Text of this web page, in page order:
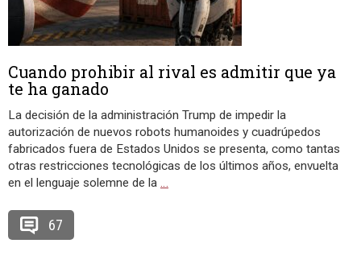
Cuando prohibir al rival es admitir que ya
te ha ganado
La decisión de la administración Trump de impedir la
autorización de nuevos robots humanoides y cuadrúpedos
fabricados fuera de Estados Unidos se presenta, como tantas
otras restricciones tecnológicas de los últimos años, envuelta
en el lenguaje solemne de la …
67